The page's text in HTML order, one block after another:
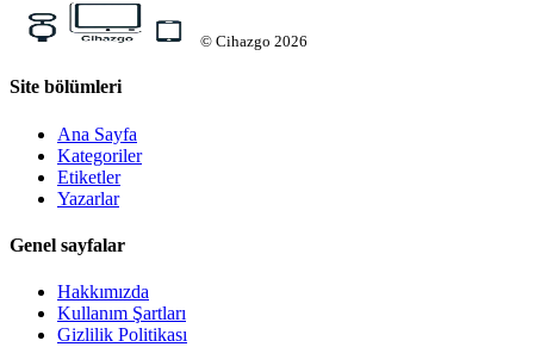
© Cihazgo 2026
Site bölümleri
Ana Sayfa
Kategoriler
Etiketler
Yazarlar
Genel sayfalar
Hakkımızda
Kullanım Şartları
Gizlilik Politikası